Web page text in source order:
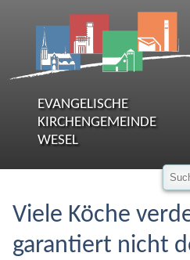
EVANGELISCHE
KIRCHENGEMEINDE
WESEL
Viele Köche
garantiert nicht